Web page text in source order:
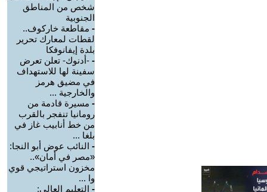
شخص من المناطق
الجنوبية
- مقاطعة خاركوف..
لقطات لمعارك تحرير
بلدة إيفانوفكا
- -أدنوك- تعلن تعرض
سفينة لها للاستهداف
في مضيق هرمز
والخارجية ...
- مسيرة قادمة من
رومانيا تنفجر بالقرب
من خط أنابيب غاز في
بلغا ...
- النائب عوض أبو النجا:
«مصر في أمان»..
مخزون استراتيجي قوي
وا ...
- التعليم العالي: